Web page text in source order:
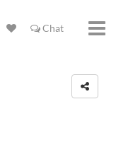
Chat